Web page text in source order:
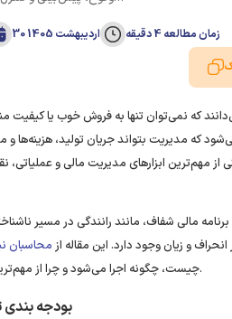
30 اردیبهشت 1405 زمان مطالعه 4 دقیقه
که نمی‌توان تنها به فروش خوب یا
که مدیریت بتواند جریان تولید، هزینه‌ها و
از مهم‌ترین ابزارهای مدیریت مالی و
برنامه مالی شفاف، مانند رانندگی در مسیر
و زیان وجود دارد. این مقاله از محاسبان
چیست، چگونه اجرا می‌شود و چرا از مهم‌ترین عوامل تضمین سودآوری کارخانه محسوب می‌شود.
بودجه‌ بندی